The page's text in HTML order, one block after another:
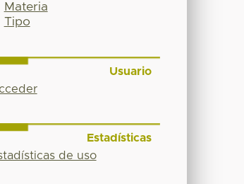
Materia
Tipo
Usuario
Estadísticas
de uso